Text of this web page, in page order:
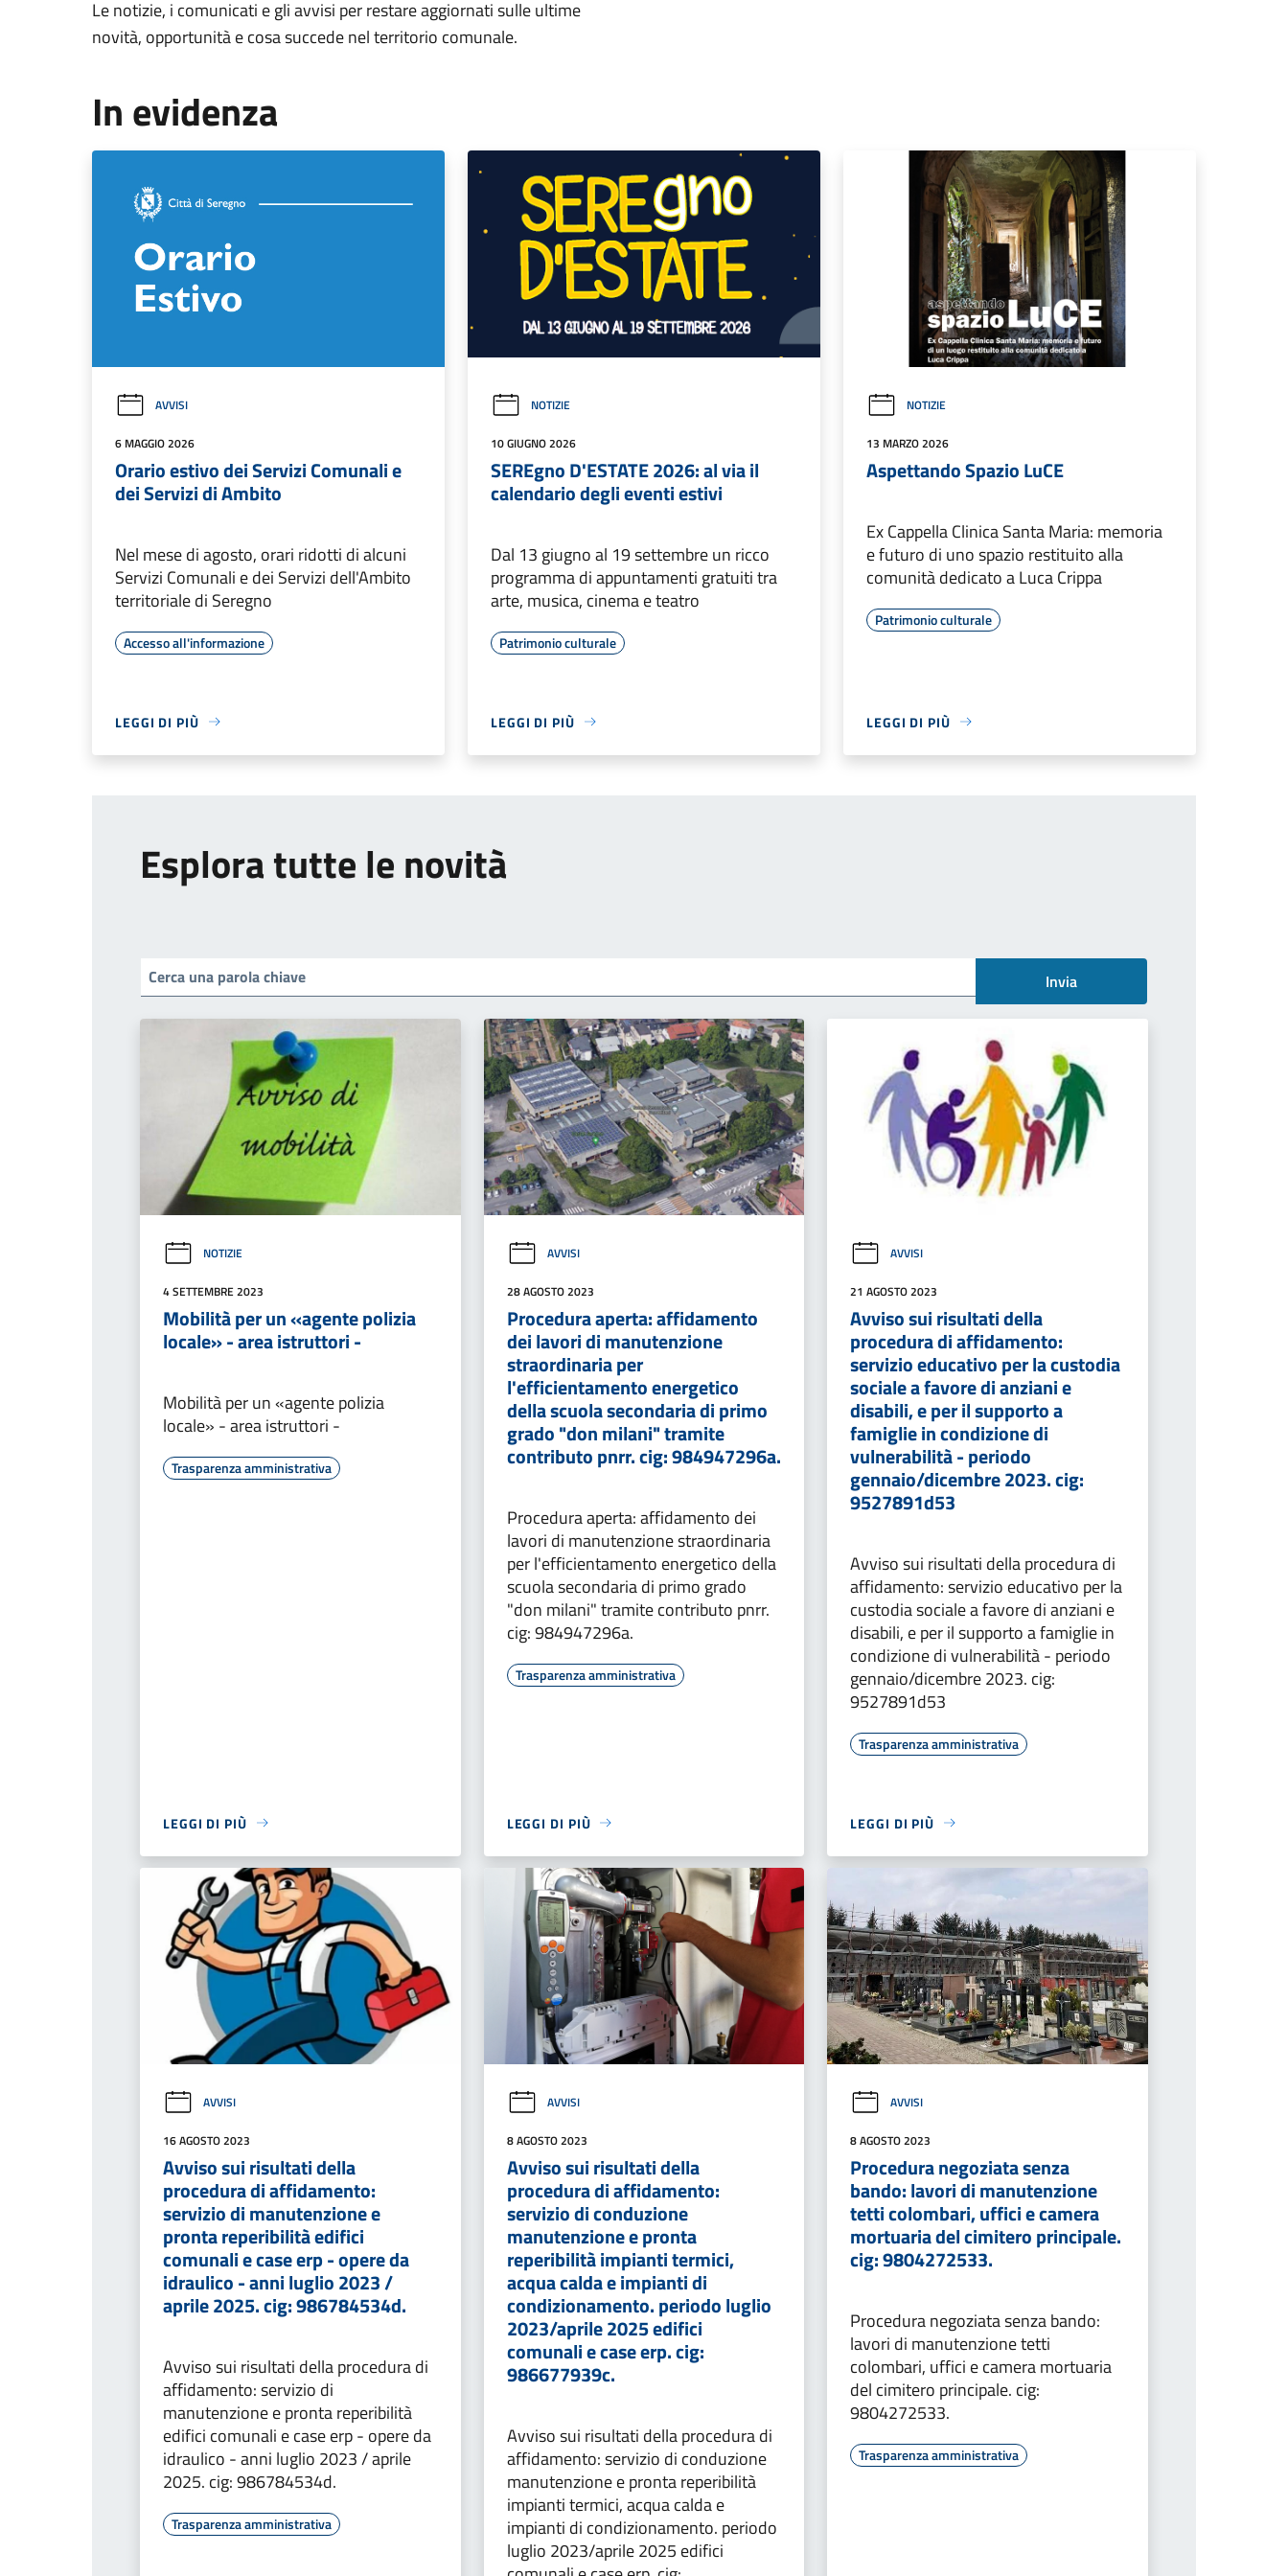
Le notizie, i comunicati e gli avvisi per restare aggiornati sulle ultime
novità, opportunità e cosa succede nel territorio comunale.
In evidenza
AVVISI
6 MAGGIO 2026
Orario estivo dei Servizi Comunali e
dei Servizi di Ambito
Nel mese di agosto, orari ridotti di alcuni
Servizi Comunali e dei Servizi dell'Ambito
territoriale di Seregno
Accesso all'informazione
LEGGI DI PIÙ
NOTIZIE
10 GIUGNO 2026
SEREgno D'ESTATE 2026: al via il
calendario degli eventi estivi
Dal 13 giugno al 19 settembre un ricco
programma di appuntamenti gratuiti tra
arte, musica, cinema e teatro
Patrimonio culturale
LEGGI DI PIÙ
NOTIZIE
13 MARZO 2026
Aspettando Spazio LuCE
Ex Cappella Clinica Santa Maria: memoria
e futuro di uno spazio restituito alla
comunità dedicato a Luca Crippa
Patrimonio culturale
LEGGI DI PIÙ
Esplora tutte le novità
Invia
NOTIZIE
4 SETTEMBRE 2023
Mobilità per un «agente polizia
locale» - area istruttori -
Mobilità per un «agente polizia
locale» - area istruttori -
Trasparenza amministrativa
LEGGI DI PIÙ
AVVISI
28 AGOSTO 2023
Procedura aperta: affidamento
dei lavori di manutenzione
straordinaria per
l'efficientamento energetico
della scuola secondaria di primo
grado "don milani" tramite
contributo pnrr. cig: 984947296a.
Procedura aperta: affidamento dei
lavori di manutenzione straordinaria
per l'efficientamento energetico della
scuola secondaria di primo grado
"don milani" tramite contributo pnrr.
cig: 984947296a.
Trasparenza amministrativa
LEGGI DI PIÙ
AVVISI
21 AGOSTO 2023
Avviso sui risultati della
procedura di affidamento:
servizio educativo per la custodia
sociale a favore di anziani e
disabili, e per il supporto a
famiglie in condizione di
vulnerabilità - periodo
gennaio/dicembre 2023. cig:
9527891d53
Avviso sui risultati della procedura di
affidamento: servizio educativo per la
custodia sociale a favore di anziani e
disabili, e per il supporto a famiglie in
condizione di vulnerabilità - periodo
gennaio/dicembre 2023. cig:
9527891d53
Trasparenza amministrativa
LEGGI DI PIÙ
AVVISI
16 AGOSTO 2023
Avviso sui risultati della
procedura di affidamento:
servizio di manutenzione e
pronta reperibilità edifici
comunali e case erp - opere da
idraulico - anni luglio 2023 /
aprile 2025. cig: 986784534d.
Avviso sui risultati della procedura di
affidamento: servizio di
manutenzione e pronta reperibilità
edifici comunali e case erp - opere da
idraulico - anni luglio 2023 / aprile
2025. cig: 986784534d.
Trasparenza amministrativa
AVVISI
8 AGOSTO 2023
Avviso sui risultati della
procedura di affidamento:
servizio di conduzione
manutenzione e pronta
reperibilità impianti termici,
acqua calda e impianti di
condizionamento. periodo luglio
2023/aprile 2025 edifici
comunali e case erp. cig:
986677939c.
Avviso sui risultati della procedura di
affidamento: servizio di conduzione
manutenzione e pronta reperibilità
impianti termici, acqua calda e
impianti di condizionamento. periodo
luglio 2023/aprile 2025 edifici
AVVISI
8 AGOSTO 2023
Procedura negoziata senza
bando: lavori di manutenzione
tetti colombari, uffici e camera
mortuaria del cimitero principale.
cig: 9804272533.
Procedura negoziata senza bando:
lavori di manutenzione tetti
colombari, uffici e camera mortuaria
del cimitero principale. cig:
9804272533.
Trasparenza amministrativa